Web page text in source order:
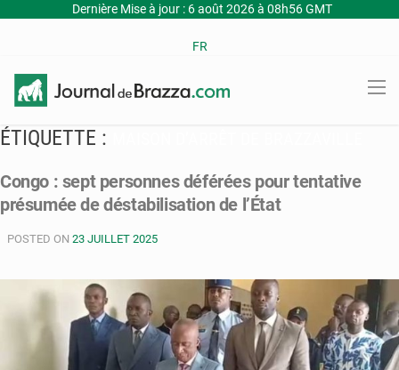
Dernière Mise à jour : 6 août 2026 à 08h56 GMT
FR
ÉTIQUETTE :
Congo : sept personnes déférées pour tentative
présumée de déstabilisation de l’État
POSTED ON 23 JUILLET 2025